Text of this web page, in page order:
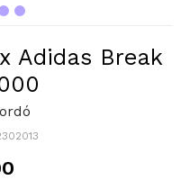
Adidas Break